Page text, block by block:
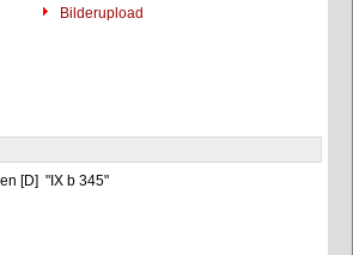
Bilderupload
[D] "IX b 345"